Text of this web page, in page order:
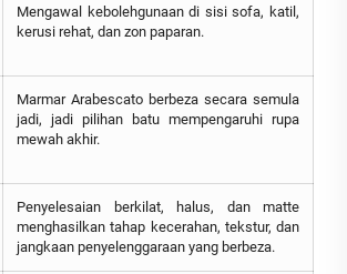
Mengawal kebolehgunaan di sisi sofa, katil,
kerusi rehat, dan zon paparan.
Marmar Arabescato berbeza secara semula
jadi, jadi pilihan batu mempengaruhi rupa
mewah akhir.
Penyelesaian berkilat, halus, dan matte
menghasilkan tahap kecerahan, tekstur, dan
jangkaan penyelenggaraan yang berbeza.